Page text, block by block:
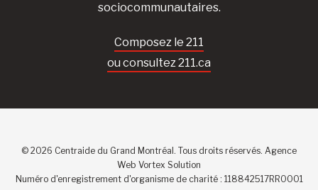
sociocommunautaires.
Composez le 211
ou consultez 211.ca
© 2026 Centraide du Grand Montréal. Tous droits réservés. Agence
Web Vortex Solution
Numéro d'enregistrement d'organisme de charité : 118842517RR0001